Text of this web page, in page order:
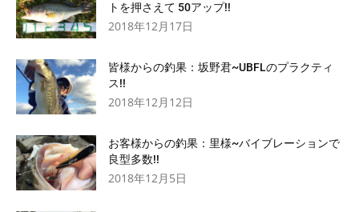
トを押さえて 50アップ!!
2018年12月17日
皆様からの釣果：坂野君~UBFLのプラクティ
ス!!
2018年12月12日
お客様からの釣果：里様~バイブレーションで
良型多数!!
2018年12月5日